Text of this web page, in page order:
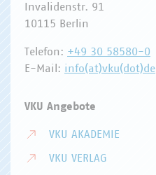
Invalidenstr. 91
10115 Berlin
Telefon: +49 30 58580-0
E-Mail: info(at)vku(dot)de
VKU Angebote
VKU AKADEMIE
VKU VERLAG